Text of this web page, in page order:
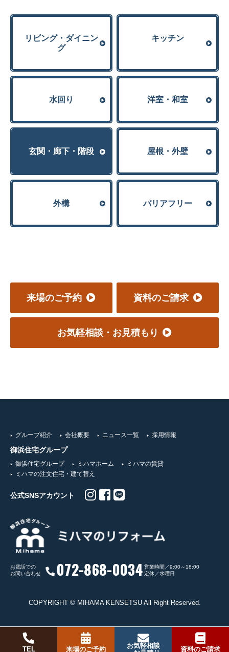
リビング・ダイニン
グ
キッチン
⽔回り 洋室・和室
玄関・廊下・階段 屋根・外壁
外構 バリアフリー
来場のご予約
お気軽相談・お見積もり
資料のご請求
グループ紹介 会社概要 ニュース一覧 採用情報
御浜住宅グループ
御浜住宅グループ ミハマホーム
ミハマの賃貸
ミハマの注文住宅・建て替え
公式SNSアカウント
お電話での
お問い合わせ
072-868-0034 営業時間／9:00～18:00
定休／水曜日
COPYRIGHT © MIHAMA KENSETSU All Right Reserved.
TEL 来場のご予約
お気軽相談
資料のご請求